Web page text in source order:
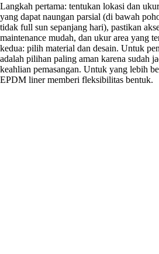
Langkah pertama: tentukan lokasi dan
yang dapat naungan parsial (di bawah
tidak full sun sepanjang hari), pastikan
maintenance mudah, dan ukur area yang
kedua: pilih material dan desain. Untuk
adalah pilihan paling aman karena sudah
keahlian pemasangan. Untuk yang lebih
EPDM liner memberi fleksibilitas bentuk.